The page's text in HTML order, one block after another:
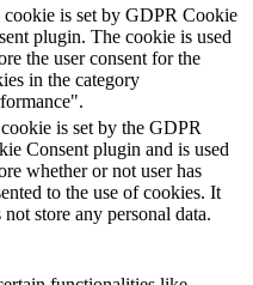
cookie is set by GDPR Cookie
plugin. The cookie is used
the user consent for the
in the category
is set by the GDPR
Consent plugin and is used
whether or not user has
to the use of cookies. It
not store any personal data.